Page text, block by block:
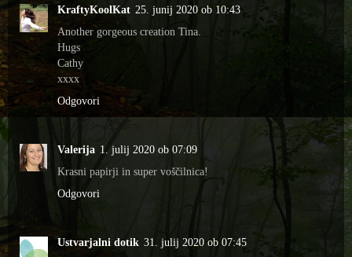
KraftyKoolKat 25. junij 2020 ob 10:43
Another gorgeous creation Tina.
Hugs
Cathy
xxxx
Odgovori
Valerija 1. julij 2020 ob 07:09
Krasni papirji in super voščilnica!
Odgovori
Ustvarjalni dotik 31. julij 2020 ob 07:45